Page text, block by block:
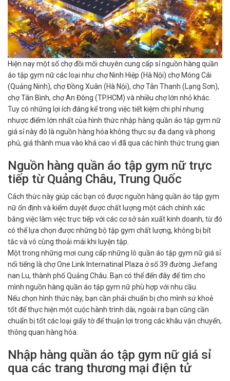
Hiện nay một số chợ đồi mối chuyên cung cấp sỉ nguồn hàng quần
áo tập gym nữ các loại như chợ Ninh Hiệp (Hà Nội) chợ Móng Cái
(Quảng Ninh), chợ Đồng Xuân (Hà Nội), chợ Tân Thanh (Lạng Sơn),
chợ Tân Bình, chợ An Đông (TP.HCM) và nhiều chợ lớn nhỏ khác.
Tuy có những lợi ích đáng kể trong việc tiết kiệm chi phí nhưng
nhược điểm lớn nhất của hình thức nhập hàng quần áo tập gym nữ
giá sỉ này đó là nguồn hàng hóa không thực sự đa dạng và phong
phú, giá thành mua vào khá cao vì đã qua các hình thức trung gian.
Nguồn hàng quần áo tập gym nữ trực
tiếp từ Quảng Châu, Trung Quốc
Cách thức này giúp các bạn có được nguồn hàng quần áo tập gym
nữ ổn định và kiểm duyệt được chất lượng một cách chính xác
bằng việc làm việc trực tiếp với các cơ sở sản xuất kinh doanh, từ đó
có thể lựa chọn được những bộ tập gym chất lượng, không bị bít
tắc và vô cùng thoải mái khi luyện tập.
Một trong những mơi cung cấp những lô quần áo tập gym nữ giá sỉ
nổi tiếng là chợ One Link Internatinal Plaza ở số 39 đường Jiefang
nan Lu, thành phố Quảng Châu. Bạn có thể đến đây để tìm cho
mình nguồn hàng quần áo tập gym nữ phù hợp với nhu cầu.
Nếu chọn hình thức này, bạn cần phải chuẩn bị cho mình sứ khoẻ
tốt để thực hiện một cuộc hành trình dài, ngoài ra bạn cũng cần
chuẩn bị tốt các loại giấy tờ để thuận lợi trong các khâu vận chuyển,
thông quan hàng hóa.
Nhập hàng quần áo tập gym nữ giá sỉ
qua các trang thương mại điện tử